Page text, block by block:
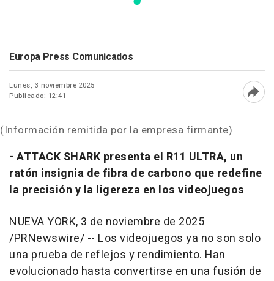
Europa Press Comunicados
Lunes, 3 noviembre 2025
Publicado: 12:41
(Información remitida por la empresa firmante)
- ATTACK SHARK presenta el R11 ULTRA, un
ratón insignia de fibra de carbono que redefine
la precisión y la ligereza en los videojuegos
NUEVA YORK, 3 de noviembre de 2025
/PRNewswire/ -- Los videojuegos ya no son solo
una prueba de reflejos y rendimiento. Han
evolucionado hasta convertirse en una fusión de